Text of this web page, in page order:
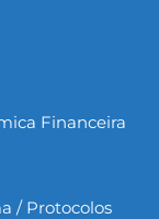
Financeira
/ Protocolos